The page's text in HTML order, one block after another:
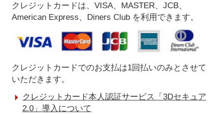
クレジットカードは、VISA、MASTER、JCB、
American Express、Diners Club を利用できます。
クレジットカードでのお支払は1回払いのみとさせて
いただきます。
クレジットカード本人認証サービス「3Dセキュア
2.0」導入について